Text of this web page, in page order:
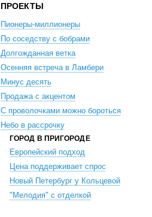
ПРОЕКТЫ
Пионеры-миллионеры
По соседству с бобрами
Долгожданная ветка
Осенняя встреча в Ламбери
Минус десять
Продажа с акцентом
С проволочками можно бороться
Небо в рассрочку
ГОРОД В ПРИГОРОДЕ
Европейский подход
Цена поддерживает спрос
Новый Петербург у Кольцевой
"Мелодия" с отделкой